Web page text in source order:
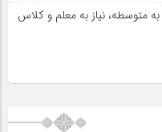
متوسطه، نیاز به معلم و کلاس